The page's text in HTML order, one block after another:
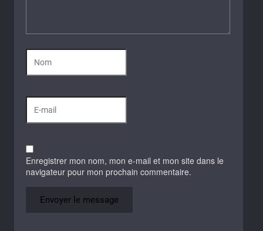
Enregistrer mon nom, mon e-mail et mon site dans le
navigateur pour mon prochain commentaire.